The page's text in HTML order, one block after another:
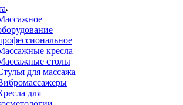
кресла
столы
для массажа
для